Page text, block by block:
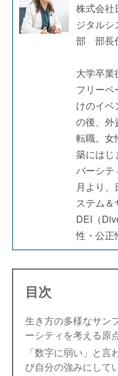
株式会
ジタル
部 部長
大学卒業
フリーペ
けのイベ
の後、外
転職。女
築にはじ
バーシテ
月より
ステム＆
DEI（
性・公正
目次
生き方の多様なサン
ーシティを考える原
「数字に弱い」と
び自分の強みにして